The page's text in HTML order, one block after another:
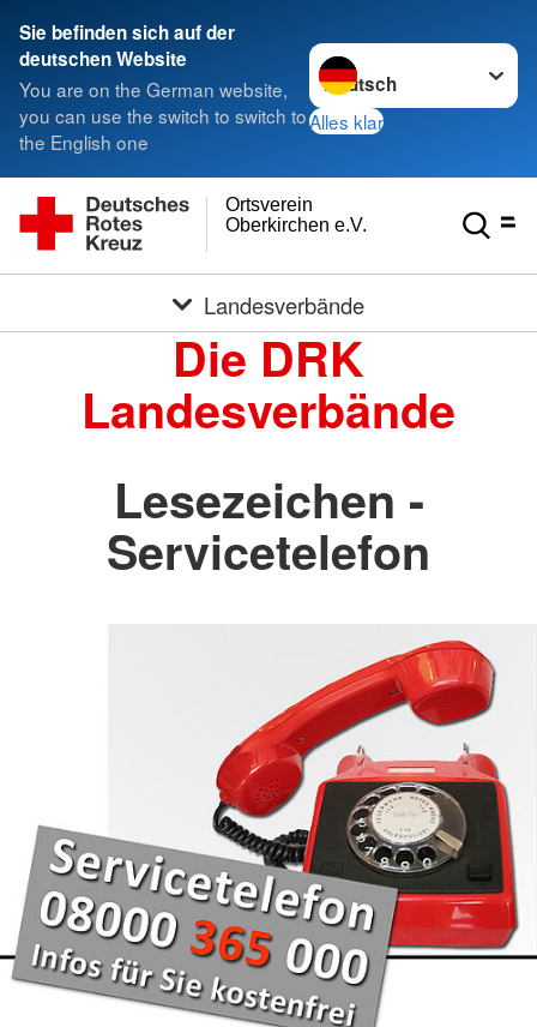
Sie befinden sich auf der
deutschen Website
You are on the German website,
you can use the switch to switch to
the English one
Sprache wechseln zu
Alles klar
Oberkirchen e.V.
Ortsverein
Landesverbände
Die DRK
Landesverbände
Lesezeichen -
Servicetelefon